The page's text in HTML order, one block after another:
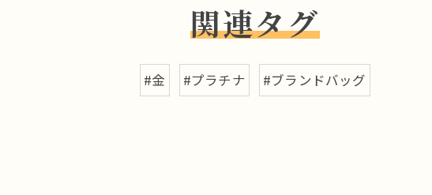
関連タグ
#金 #プラチナ #ブランドバッグ